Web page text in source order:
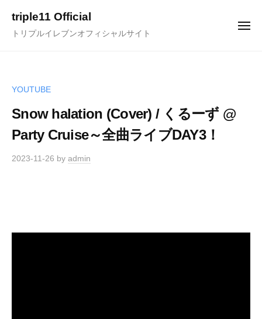
triple11 Official
トリプルイレブンオフィシャルサイト
メ
YOUTUBE
Snow halation (Cover) / くるーず @
Party Cruise～全曲ライブDAY3！
2023-11-26 by admin